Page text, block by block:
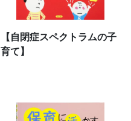
【自閉症スペクトラムの子
育て】